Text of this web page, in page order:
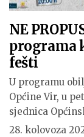
NE
programa
fešti
U programu
Općine Vir, u
sjednica
28. kolovoza